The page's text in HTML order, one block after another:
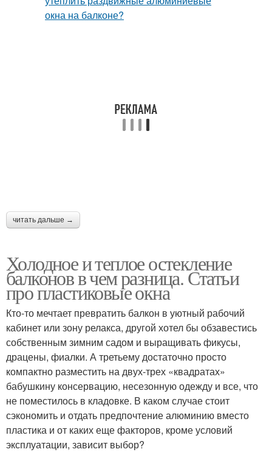
читать дальше →
Холодное и теплое остекление
балконов в чем разница. Статьи
про пластиковые окна
Кто-то мечтает превратить балкон в уютный рабочий
кабинет или зону релакса, другой хотел бы обзавестись
собственным зимним садом и выращивать фикусы,
драцены, фиалки. А третьему достаточно просто
компактно разместить на двух-трех «квадратах»
бабушкину консервацию, несезонную одежду и все, что
не поместилось в кладовке. В каком случае стоит
сэкономить и отдать предпочтение алюминию вместо
пластика и от каких еще факторов, кроме условий
эксплуатации, зависит выбор?